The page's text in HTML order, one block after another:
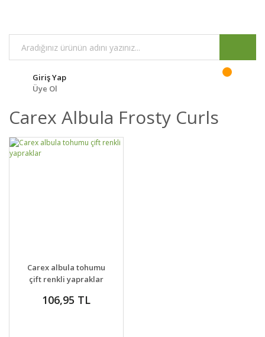
Giriş Yap
Üye Ol
Carex Albula Frosty Curls
DETAYLAR
VER
Carex albula tohumu
çift renkli yapraklar
106,95 TL